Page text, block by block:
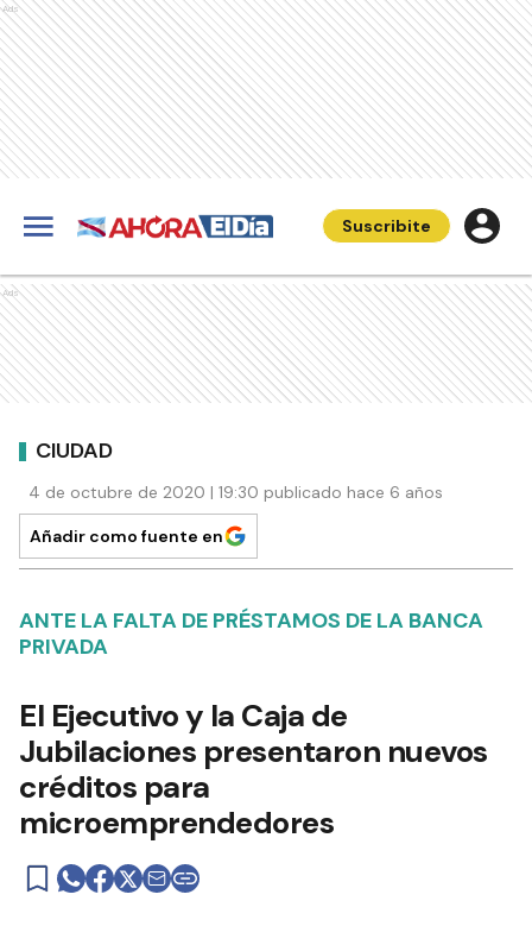
Ads
Suscribite
Ads
CIUDAD
4 de octubre de 2020 | 19:30 publicado hace 6 años
Añadir como fuente en
ANTE LA FALTA DE PRÉSTAMOS DE LA BANCA
PRIVADA
El Ejecutivo y la Caja de
Jubilaciones presentaron nuevos
créditos para
microemprendedores